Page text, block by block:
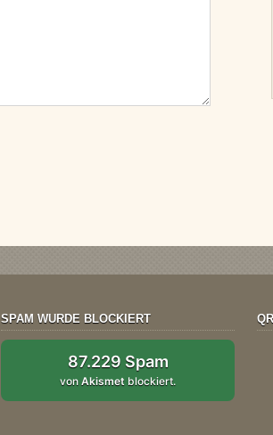
SPAM WURDE BLOCKIERT
87.229 Spam
vonAkismet blockiert.